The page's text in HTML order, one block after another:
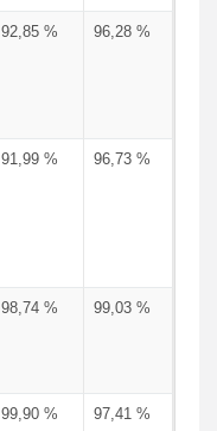
92,85 % 96,28 %
91,99 % 96,73 %
98,74 % 99,03 %
99,90 % 97,41 %